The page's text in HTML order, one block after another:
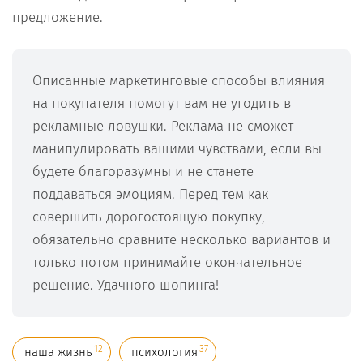
предложение.
Описанные маркетинговые способы влияния
на покупателя помогут вам не угодить в
рекламные ловушки. Реклама не сможет
манипулировать вашими чувствами, если вы
будете благоразумны и не станете
поддаваться эмоциям. Перед тем как
совершить дорогостоящую покупку,
обязательно сравните несколько вариантов и
только потом принимайте окончательное
решение. Удачного шопинга!
наша жизнь 12 психология 37